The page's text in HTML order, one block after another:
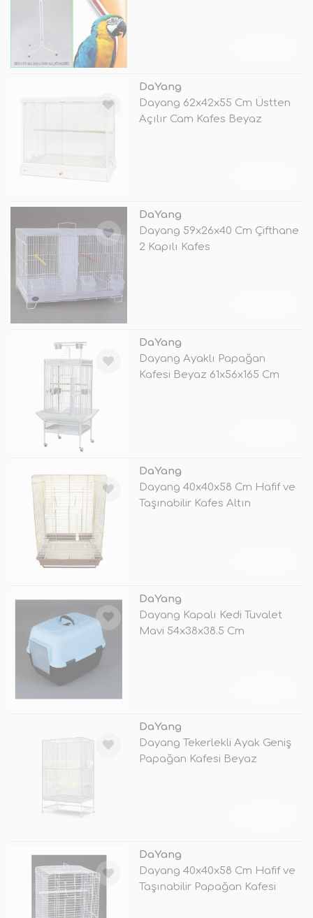
DaYang
Dayang 62x42x55 Cm Üstten
Açılır Cam Kafes Beyaz
DaYang
Dayang 59x26x40 Cm Çifthane
2 Kapılı Kafes
DaYang
Dayang Ayaklı Papağan
Kafesi Beyaz 61x56x165 Cm
DaYang
Dayang 40x40x58 Cm Hafif ve
Taşınabilir Kafes Altın
DaYang
Dayang Kapalı Kedi Tuvalet
Mavi 54x38x38.5 Cm
DaYang
Dayang Tekerlekli Ayak Geniş
Papağan Kafesi Beyaz
DaYang
Dayang 40x40x58 Cm Hafif ve
Taşınabilir Papağan Kafesi